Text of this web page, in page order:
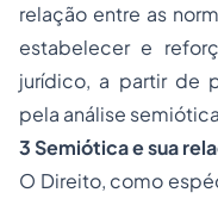
relação entre as
estabelecer e
jurídico, a partir de
pela análise
3 Semiótica e sua
O Direito, como